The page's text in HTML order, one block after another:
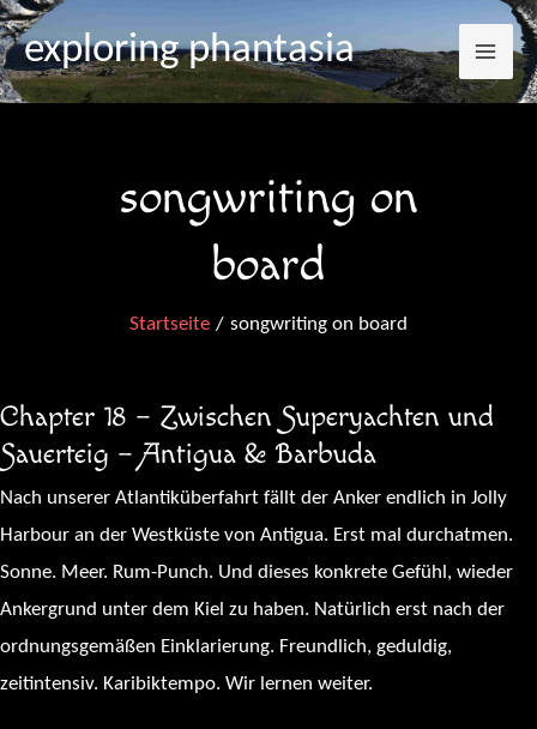
Zum
Inhalt
springen
exploring phantasia
songwriting on
board
Startseite songwriting on board
Chapter 18 – Zwischen Superyachten und
Sauerteig – Antigua & Barbuda
Nach unserer Atlantiküberfahrt fällt der Anker endlich in Jolly
Harbour an der Westküste von Antigua. Erst mal durchatmen.
Sonne. Meer. Rum-Punch. Und dieses konkrete Gefühl, wieder
Ankergrund unter dem Kiel zu haben. Natürlich erst nach der
ordnungsgemäßen Einklarierung. Freundlich, geduldig,
zeitintensiv. Karibiktempo. Wir lernen weiter.